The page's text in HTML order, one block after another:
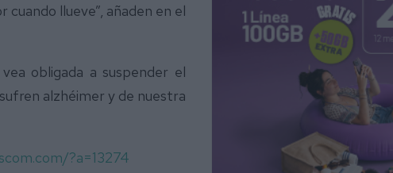
llueve”, añaden en el
obligada a suspender el
alzhéimer y de nuestra
?a=13274